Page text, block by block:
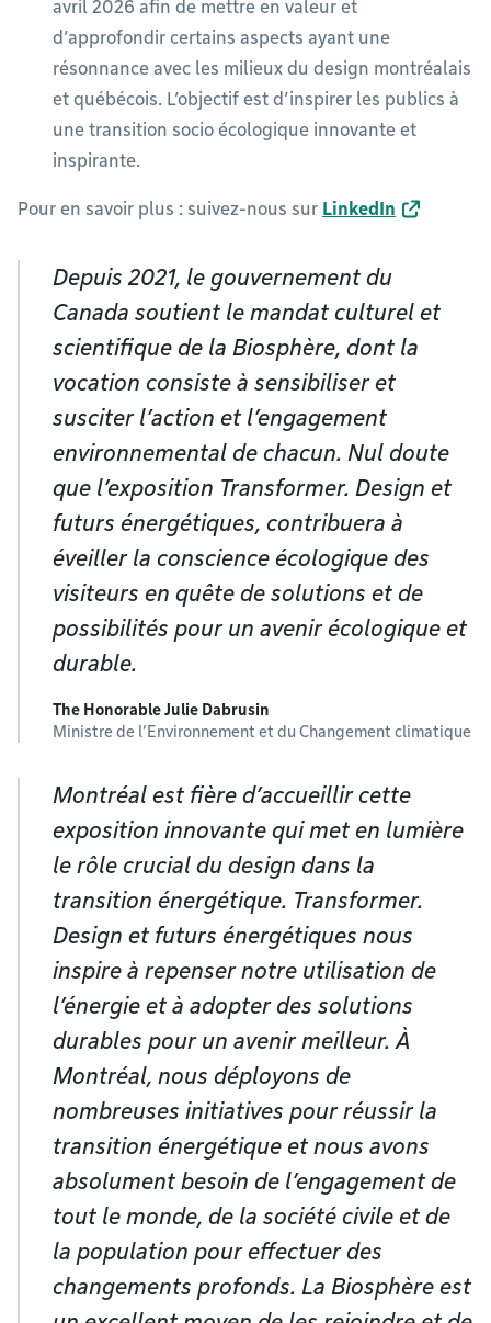
avril 2026 afin de mettre en valeur et
d’approfondir certains aspects ayant une
résonnance avec les milieux du design montréalais
et québécois. L’objectif est d’inspirer les publics à
une transition socio écologique innovante et
inspirante.
Pour en savoir plus : suivez-nous sur LinkedIn
Depuis 2021, le gouvernement du
Canada soutient le mandat culturel et
scientifique de la Biosphère, dont la
vocation consiste à sensibiliser et
susciter l’action et l’engagement
environnemental de chacun. Nul doute
que l’exposition Transformer. Design et
futurs énergétiques, contribuera à
éveiller la conscience écologique des
visiteurs en quête de solutions et de
possibilités pour un avenir écologique et
durable.
The Honorable Julie Dabrusin
Ministre de l’Environnement et du Changement climatique
Montréal est fière d’accueillir cette
exposition innovante qui met en lumière
le rôle crucial du design dans la
transition énergétique. Transformer.
Design et futurs énergétiques nous
inspire à repenser notre utilisation de
l’énergie et à adopter des solutions
durables pour un avenir meilleur. À
Montréal, nous déployons de
nombreuses initiatives pour réussir la
transition énergétique et nous avons
absolument besoin de l’engagement de
tout le monde, de la société civile et de
la population pour effectuer des
changements profonds. La Biosphère est